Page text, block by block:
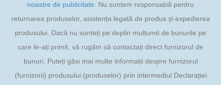
noastre de publicitate . Nu suntem responsabili pentru
returnarea produselor, asistența legată de produs și expedierea
produsului. Dacă nu sunteți pe deplin mulțumit de bunurile pe
care le-ați primit, vă rugăm să contactați direct furnizorul de
bunuri. Puteți găsi mai multe informații despre furnizorul
(furnizorii) produsului (produselor) prin intermediul Declarației